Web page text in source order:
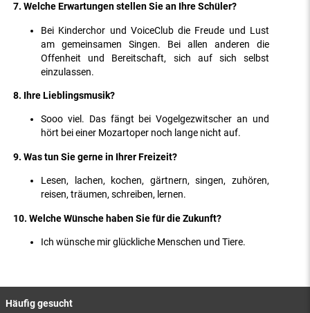
7. Welche Erwartungen stellen Sie an Ihre Schüler?
Bei Kinderchor und VoiceClub die Freude und Lust
am gemeinsamen Singen. Bei allen anderen die
Offenheit und Bereitschaft, sich auf sich selbst
einzulassen.
8. Ihre Lieblingsmusik?
Sooo viel. Das fängt bei Vogelgezwitscher an und
hört bei einer Mozartoper noch lange nicht auf.
9. Was tun Sie gerne in Ihrer Freizeit?
Lesen, lachen, kochen, gärtnern, singen, zuhören,
reisen, träumen, schreiben, lernen.
10. Welche Wünsche haben Sie für die Zukunft?
Ich wünsche mir glückliche Menschen und Tiere.
Häufig gesucht